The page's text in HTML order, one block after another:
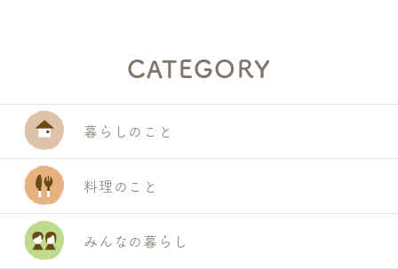
CATEGORY
暮らしのこと
料理のこと
みんなの暮らし